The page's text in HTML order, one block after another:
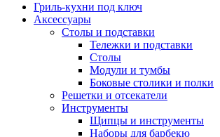
Гриль-кухни под ключ
Аксессуары
Столы и подставки
Тележки и подставки
Столы
Модули и тумбы
Боковые столики и полки
Решетки и отсекатели
Инструменты
Щипцы и инструменты
Наборы для барбекю